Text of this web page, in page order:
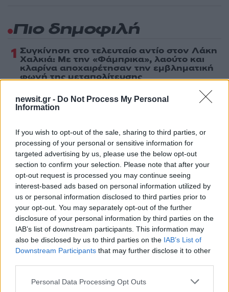
newsit.gr - Do Not Process My Personal
Information
If you wish to opt-out of the sale, sharing to third parties, or
processing of your personal or sensitive information for
targeted advertising by us, please use the below opt-out
section to confirm your selection. Please note that after your
opt-out request is processed you may continue seeing
interest-based ads based on personal information utilized by
us or personal information disclosed to third parties prior to
your opt-out. You may separately opt-out of the further
disclosure of your personal information by third parties on the
IAB’s list of downstream participants. This information may
also be disclosed by us to third parties on the IAB’s List of
Downstream Participants that may further disclose it to other
Please note that this website/app uses one or more Google
Personal Data Processing Opt Outs
Πιο δημοφιλή
1 Συγκίνηση στο τελευταίο αντίο στον Λάκη
Χαλκιά: Με την «Φάμπρικα», λαούτο και
κλαρίνα αποχαιρέτησαν την εμβληματική
φωνή της μεταπολίτευσης
2 Ο Κώστας Σαμαράς δημοσίευσε μία παιδική
φωτογραφία για την επέτειο θανάτου της
αδελφής του, Λένας
3 Δολοφονία Βρετανίδας στην Κυψέλη: Οι
δύο καταθέσεις «κλειδί» της συζύγου του
26χρονου Αφγανού – Το στίγμα του
κινητού, η θεία από την Ινδία και τα
απειλητικά μηνύματα
4«Αφιέρωσε τη ζωή της στο να βοηθά
ανθρώπους που είχαν ανάγκη» - Η πρώτη
δήλωση της οικογένειας της 38χρονης
Λίζα που βρέθηκε νεκρή στην Κυψέλη
5Συνεχίζονται οι αποχωρήσεις από το κόμμα
Καρυστιανού: «Δεν συνθέτει, αλλά
λειτουργεί με αρχηγικά στερεότυπα»
Πιο σχολιασμένα